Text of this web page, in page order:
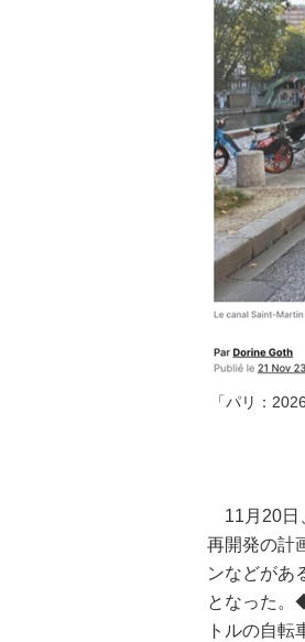
「パリ：
11月20日
再開発の計
ンなどがあ
となった。
トルの自